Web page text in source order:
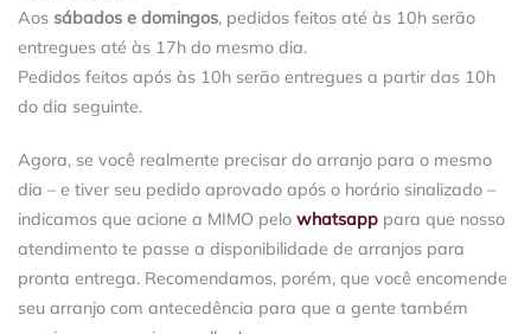
Aos sábados e domingos, pedidos feitos até às 10h serão
entregues até às 17h do mesmo dia.
Pedidos feitos após às 10h serão entregues a partir das 10h
do dia seguinte.
Agora, se você realmente precisar do arranjo para o mesmo
dia – e tiver seu pedido aprovado após o horário sinalizado –
indicamos que acione a MIMO pelo whatsapp para que nosso
atendimento te passe a disponibilidade de arranjos para
pronta entrega. Recomendamos, porém, que você encomende
seu arranjo com antecedência para que a gente também